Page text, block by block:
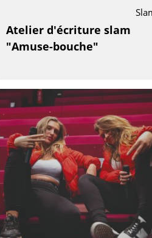
Atelier d'écriture slam
"Amuse-bouche"